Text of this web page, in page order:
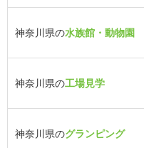
神奈川県の水族館・動物園
神奈川県の工場見学
神奈川県のグランピング